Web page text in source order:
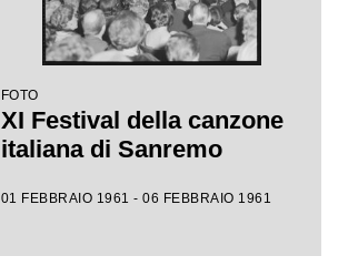
FOTO
XI Festival della canzone
italiana di Sanremo
01 FEBBRAIO 1961 - 06 FEBBRAIO 1961